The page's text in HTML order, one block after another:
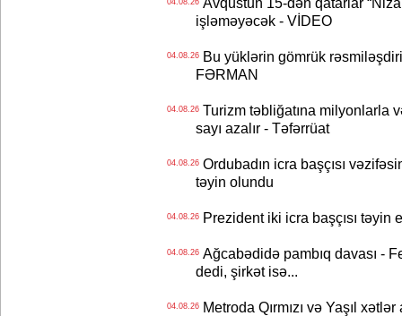
04.08.26
işləməyəcək - VİDEO
04.08.26Bu yüklərin gömrük
FƏRMAN
04.08.26Turizm təbliğatına milyonlarla
sayı azalır - Təfərrüat
04.08.26Ordubadın icra başçısı
təyin olundu
04.08.26Prezident iki icra başçısı təyin
04.08.26Ağcabədidə pambıq davası -
dedi, şirkət isə...
04.08.26Metroda Qırmızı və Yaşıl